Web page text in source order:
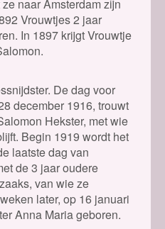
naar Amsterdam zijn
Vrouwtjes 2 jaar
In 1897 krijgt Vrouwtje
De dag voor
december 1916, trouwt
Hekster, met wie
Begin 1919 wordt het
laatste dag van
de 3 jaar oudere
van wie ze
later, op 16 januari
Anna Maria geboren.